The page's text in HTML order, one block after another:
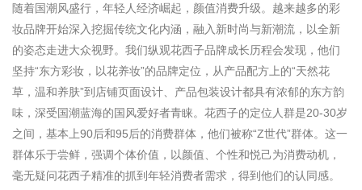
随着国潮风盛行，年轻人经济崛起，颜值消费升级。越来越多的彩
妆品牌开始深入挖掘传统文化内涵，融入新时尚与新潮流，以全新
的姿态走进大众视野。我们纵观花西子品牌成长历程会发现，他们
坚持“东方彩妆，以花养妆”的品牌定位，从产品配方上的“天然花
草，温和养肤”到店铺页面设计、产品包装设计都具有浓郁的东方韵
味，深受国潮蓝海的国风爱好者青睐。花西子的定位人群是20-30岁
之间，基本上90后和95后的消费群体，他们被称“Z世代”群体。这一
群体乐于尝鲜，强调个体价值，以颜值、个性和悦己为消费动机，
毫无疑问花西子精准的抓到年轻消费者需求，得到他们的认同感。